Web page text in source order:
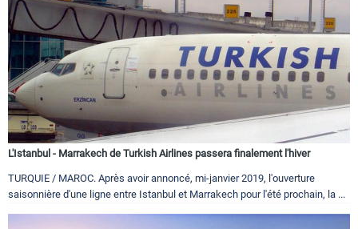
L'Istanbul - Marrakech de Turkish Airlines passera finalement l'hiver
TURQUIE / MAROC. Après avoir annoncé, mi-janvier 2019, l'ouverture
saisonnière d'une ligne entre Istanbul et Marrakech pour l'été prochain, la ...